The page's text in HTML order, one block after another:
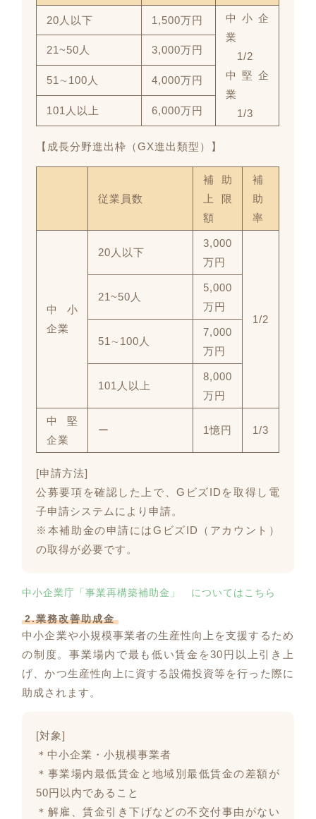
20人以下 1,500万円
中小企
業
1/2
中堅企
業
1/3
21~50人 3,000万円
51∼100人 4,000万円
101人以上 6,000万円
【成長分野進出枠（GX進出類型）】
従業員数
補助
上限
額
補
助
率
中小
企業
20人以下
3,000
万円
1/2
21~50人
5,000
万円
51∼100人
7,000
万円
101人以上
8,000
万円
中堅
企業
ー 1憶円 1/3
[申請方法]
公募要項を確認した上で、GビズIDを取得し電
子申請システムにより申請。
※本補助金の申請にはGビズID（アカウント）
の取得が必要です。
中小企業庁「事業再構築補助金」 についてはこちら
2.業務改善助成金
中小企業や小規模事業者の生産性向上を支援するため
の制度。事業場内で最も低い賃金を30円以上引き上
げ、かつ生産性向上に資する設備投資等を行った際に
助成されます。
[対象]
＊中小企業・小規模事業者
＊事業場内最低賃金と地域別最低賃金の差額が
50円以内であること
＊解雇、賃金引き下げなどの不交付事由がない